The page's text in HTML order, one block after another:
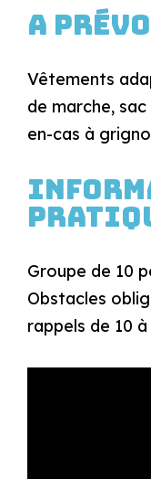
A
Vêtements
de marche,
en-cas à
Groupe de 10
Obstacles
rappels de 10